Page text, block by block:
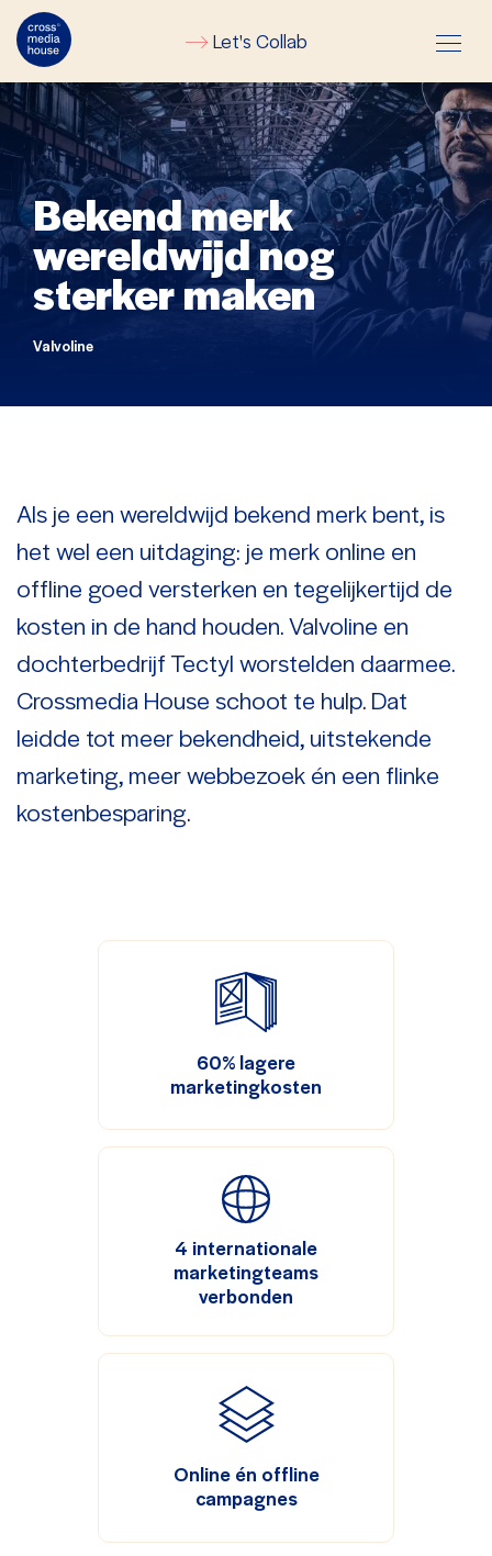
Let's Collab
Bekend merk
wereldwijd nog
sterker maken
Valvoline
Als je een wereldwijd bekend merk bent, is
het wel een uitdaging: je merk online en
offline goed versterken en tegelijkertijd de
kosten in de hand houden. Valvoline en
dochterbedrijf Tectyl worstelden daarmee.
Crossmedia House schoot te hulp. Dat
leidde tot meer bekendheid, uitstekende
marketing, meer webbezoek én een flinke
kostenbesparing.
60% lagere
marketingkosten
4 internationale
marketingteams
verbonden
Online én offline
campagnes